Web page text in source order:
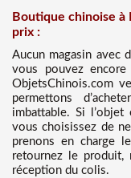
Boutique chinoise à
prix :
Aucun magasin avec
vous pouvez
ObjetsChinois.com
permettons
imbattable. Si
vous choisissez de
prenons en charge
retournez le produit,
réception du colis.